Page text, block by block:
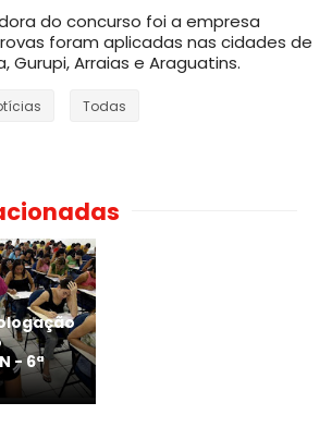
do concurso foi a empresa
foram aplicadas nas cidades de
Gurupi, Arraias e Araguatins.
Todas
- 6ª